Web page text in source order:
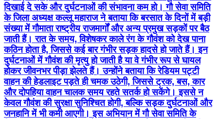
दिखाई दे सके और दुर्घटनाओं की संभावना कम हो। गौ सेवा समिति
के जिला अध्यक्ष कल्लू महाराज ने बताया कि बरसात के दिनों में बड़ी
संख्या में गौमाता राष्ट्रीय राजमार्गों और अन्य प्रमुख सड़कों पर बैठ
जाती हैं। रात के समय, विशेषकर काले रंग के गौवंश को देख पाना
कठिन होता है, जिससे कई बार गंभीर सड़क हादसे हो जाते हैं। इन
दुर्घटनाओं में गौवंश की मृत्यु हो जाती है या वे गंभीर रूप से घायल
होकर जीवनभर पीड़ा झेलते हैं। उन्होंने बताया कि रेडियम पट्टी
वाहन की हेडलाइट पड़ते ही चमक उठेगी, जिससे ट्रक, बस, कार
और दोपहिया वाहन चालक समय रहते सतर्क हो सकेंगे। इससे न
केवल गौवंश की सुरक्षा सुनिश्चित होगी, बल्कि सड़क दुर्घटनाओं और
जनहानि में भी कमी आएगी। इस अभियान में गौ सेवा समिति के